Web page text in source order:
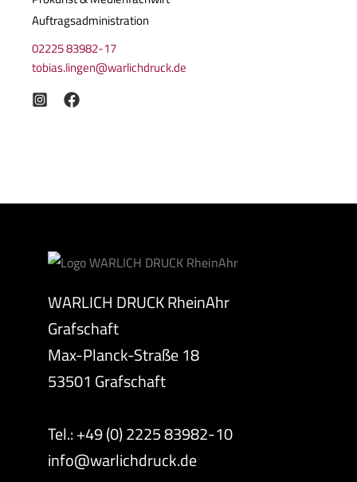
Auftragsadministration
02225 83982-17
tobias.lingen@warlichdruck.de
WARLICH DRUCK RheinAhr
Grafschaft
Max-Planck-Straße 18
53501 Grafschaft
Tel.: +49 (0) 2225 83982-10
info@warlichdruck.de